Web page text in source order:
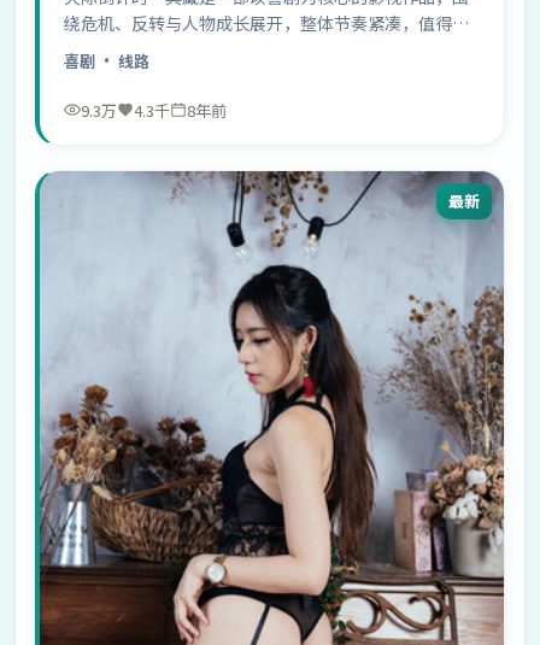
绕危机、反转与人物成长展开，整体节奏紧凑，值得推
荐观看。
喜剧 · 线路
9.3万 4.3千 8年前
最新